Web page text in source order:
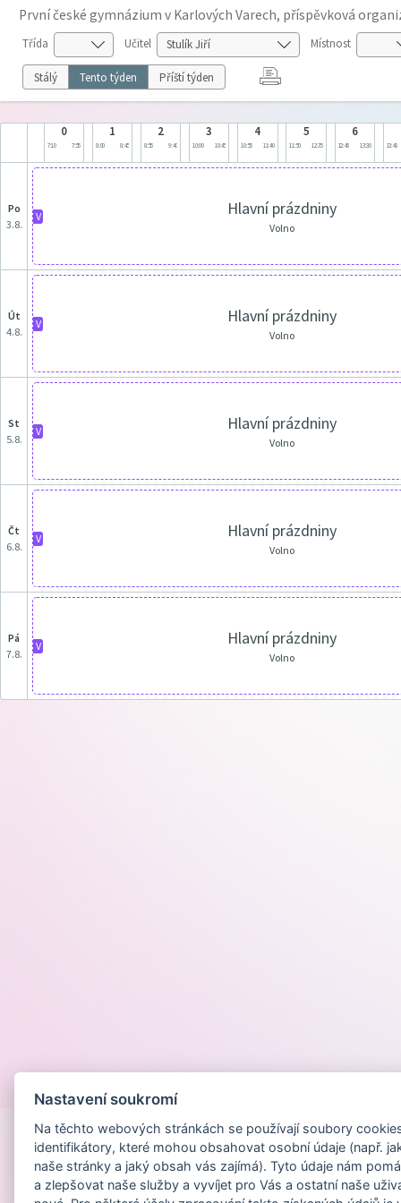
První české gymnázium v Karlových Varech, příspěvková
Třída Učitel Místnost
Stálý Tento týden Příští týden
0
7:10 7:55
1
8:00 8:45
2
8:55 9:40
3
10:00 10:45
4
10:55 11:40
5
11:50 12:35
6
12:45 13:30 13:40
po
3.8.
V Hlavní prázdniny
Volno
út
4.8.
V Hlavní prázdniny
Volno
st
5.8.
V Hlavní prázdniny
Volno
čt
6.8.
V Hlavní prázdniny
Volno
pá
7.8.
V Hlavní prázdniny
Volno
Nastavení soukromí
Na těchto webových stránkách se používají soubory
identifikátory, které mohou obsahovat osobní údaje (např.
naše stránky a jaký obsah vás zajímá). Tyto údaje nám
a zlepšovat naše služby a vyvíjet pro Vás a ostatní naše